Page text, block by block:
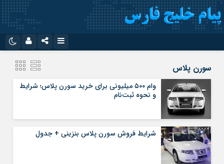
سروش
آپارات
رمز عبور
مرا به خاطر بسپار
سورن پلاس
وام ۵۰۰ میلیونی برای خرید سورن پلاس؛ شرایط
و نحوه ثبت‌نام
شرایط فروش سورن پلاس بنزینی + جدول